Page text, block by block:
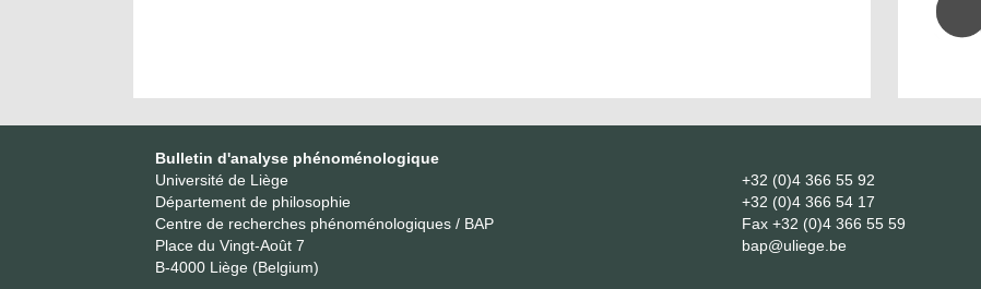
Bulletin d'analyse phénoménologique
Université de Liège
Département de philosophie
Centre de recherches phénoménologiques / BAP
Place du Vingt-Août 7
B-4000 Liège (Belgium)
+32 (0)4 366 55 92
+32 (0)4 366 54 17
Fax +32 (0)4 366 55 59
bap@uliege.be